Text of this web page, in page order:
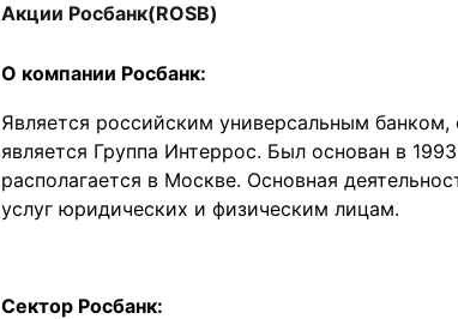
Акции Росбанк(ROSB)
О компании Росбанк:
Является российским универсальным
является Группа Интеррос. Был основан в
располагается в Москве. Основная
услуг юридических и физическим лицам.
Сектор Росбанк: